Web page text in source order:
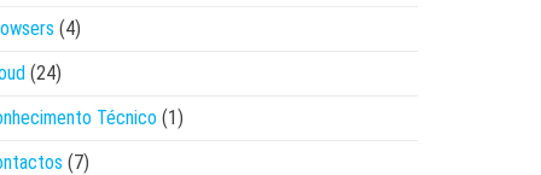
(4)
(24)
Técnico (1)
(7)